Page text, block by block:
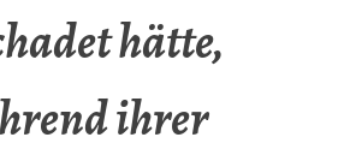
hätte,
ihrer